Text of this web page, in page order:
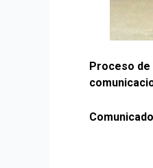
Proceso de